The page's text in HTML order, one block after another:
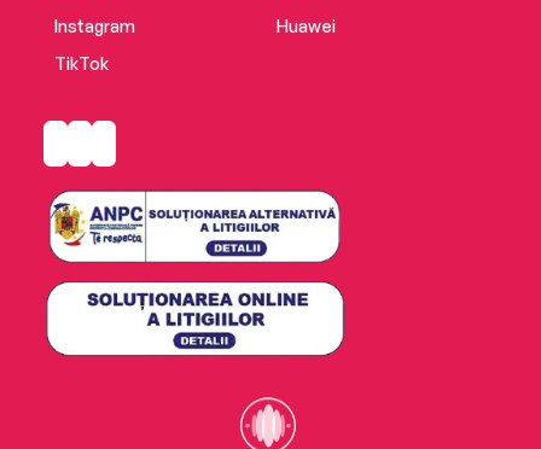
Instagram
TikTok
Huawei